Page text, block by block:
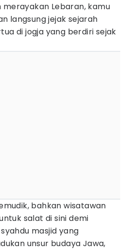
merayakan Lebaran, kamu
langsung jejak sejarah
di jogja yang berdiri sejak
bahkan wisatawan
salat di sini demi
masjid yang
unsur budaya Jawa,